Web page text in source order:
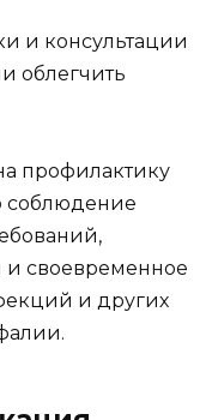
и консультации
облегчить
профилактику
и своевременное
и других